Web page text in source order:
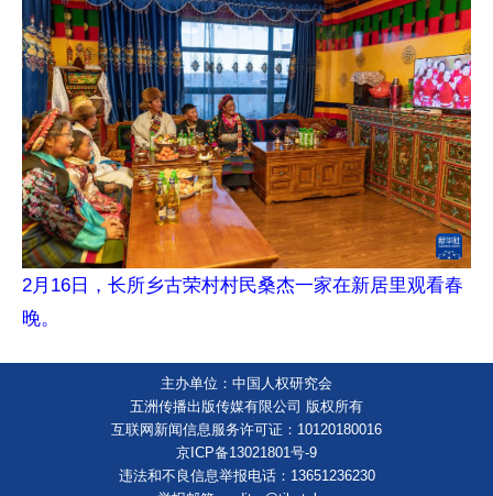
2月16日，长所乡古荣村村民桑杰一家在新居里观看春
晚。
主办单位：中国人权研究会
五洲传播出版传媒有限公司 版权所有
互联网新闻信息服务许可证：10120180016
京ICP备13021801号-9
违法和不良信息举报电话：13651236230